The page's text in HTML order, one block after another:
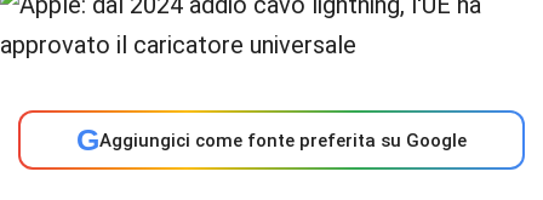
GAggiungici come fonte preferita su Google